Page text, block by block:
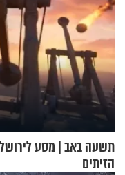
תשעה באב | מסע
הזיתים